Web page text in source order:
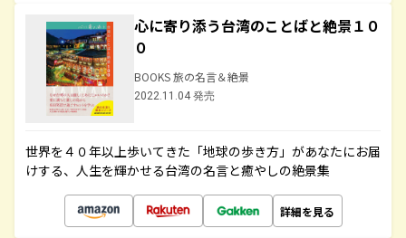
心に寄り添う台湾のことばと絶景１０
０
BOOKS 旅の名言＆絶景
2022.11.04 発売
世界を４０年以上歩いてきた「地球の歩き方」があなたにお届
けする、人生を輝かせる台湾の名言と癒やしの絶景集
詳細を見る